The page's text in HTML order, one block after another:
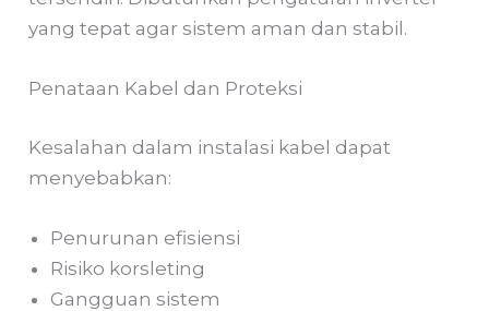
yang tepat agar sistem aman dan stabil.
Penataan Kabel dan Proteksi
Kesalahan dalam instalasi kabel dapat
menyebabkan:
Penurunan efisiensi
Risiko korsleting
Gangguan sistem